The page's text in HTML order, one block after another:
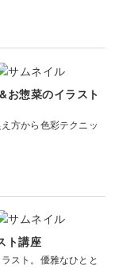
お惣菜のイラスト
方から色彩テクニッ
ト講座
スト。優雅なひとと